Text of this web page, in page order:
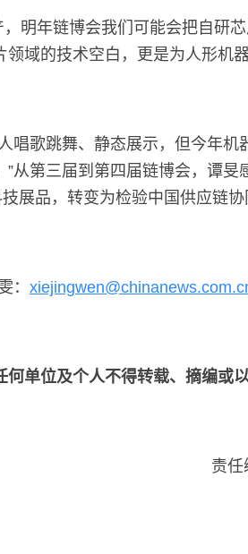
年链博会我们可能会把自研芯
域的技术空白，更是为人形机器
歌跳舞、静态展示，但今年机
从第三届到第四届链博会，谭旻
展品，转变为检验中国供应链
：
单位及个人不得转载、摘编或
责任